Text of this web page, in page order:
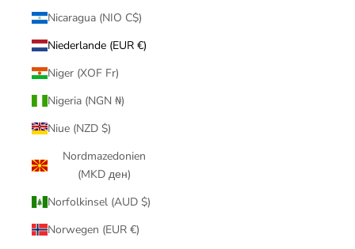
Nicaragua (NIO C$)
Niederlande (EUR €)
Niger (XOF Fr)
Nigeria (NGN ₦)
Niue (NZD $)
Nordmazedonien
(MKD ден)
Norfolkinsel (AUD $)
Norwegen (EUR €)